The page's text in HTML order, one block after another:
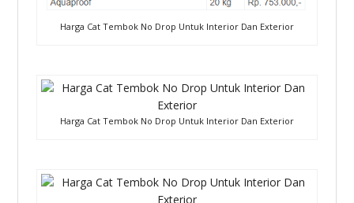
Harga Cat Tembok No Drop Untuk Interior Dan Exterior
Harga Cat Tembok No Drop Untuk Interior Dan Exterior